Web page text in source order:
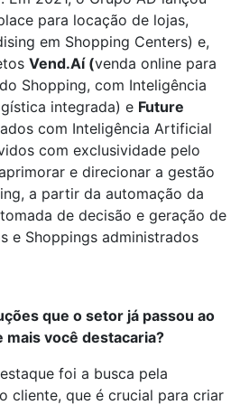
para locação de lojas,
em Shopping Centers) e,
Vend.Aí (venda online para
Shopping, com Inteligência
integrada) e Future
com Inteligência Artificial
com exclusividade pelo
e direcionar a gestão
a partir da automação da
de decisão e geração de
e Shoppings administrados
que o setor já passou ao
mais você destacaria?
foi a busca pela
cliente, que é crucial para criar